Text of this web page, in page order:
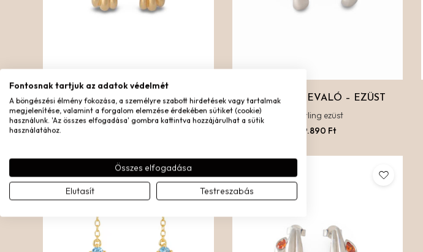
SUNRISE FÜLBEVALÓ
Sterling ezüst
RÓZA FÜLBEVALÓ – EZÜST
Sterling ezüst
19.890 Ft
Fontosnak tartjuk az adatok védelmét
A böngészési élmény fokozása, a személyre szabott hirdetések vagy tartalmak
megjelenítése, valamint a forgalom elemzése érdekében sütiket (cookie)
használunk. 'Az összes elfogadása' gombra kattintva hozzájárulhat a sütik
használatához.
Összes elfogadása
Elutasít Testreszabás